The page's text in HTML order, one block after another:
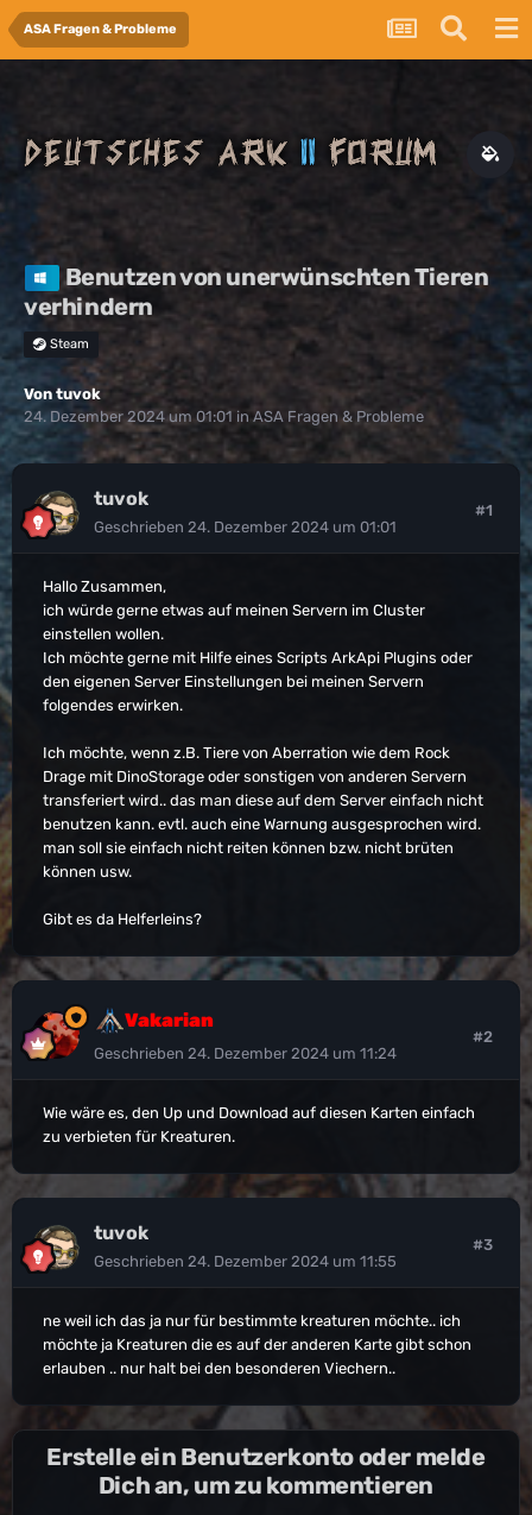
ASA Fragen & Probleme
Benutzen von unerwünschten Tieren
verhindern
Steam
Von tuvok
24. Dezember 2024 um 01:01 inASA Fragen & Probleme
tuvok
Geschrieben 24. Dezember 2024 um 01:01
#1
Hallo Zusammen,
ich würde gerne etwas auf meinen Servern im Cluster
einstellen wollen.
Ich möchte gerne mit Hilfe eines Scripts ArkApi Plugins oder
den eigenen Server Einstellungen bei meinen Servern
folgendes erwirken.
Ich möchte, wenn z.B. Tiere von Aberration wie dem Rock
Drage mit DinoStorage oder sonstigen von anderen Servern
transferiert wird.. das man diese auf dem Server einfach nicht
benutzen kann. evtl. auch eine Warnung ausgesprochen wird.
man soll sie einfach nicht reiten können bzw. nicht brüten
können usw.
Gibt es da Helferleins?
Vakarian
Geschrieben 24. Dezember 2024 um 11:24
#2
Wie wäre es, den Up und Download auf diesen Karten einfach
zu verbieten für Kreaturen.
tuvok
Geschrieben 24. Dezember 2024 um 11:55
#3
ne weil ich das ja nur für bestimmte kreaturen möchte.. ich
möchte ja Kreaturen die es auf der anderen Karte gibt schon
erlauben .. nur halt bei den besonderen Viechern..
Erstelle ein Benutzerkonto oder melde
Dich an, um zu kommentieren